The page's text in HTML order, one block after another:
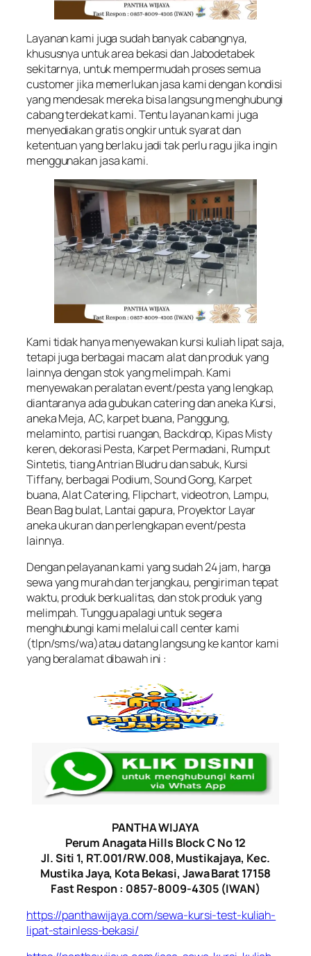
Layanan kami juga sudah banyak cabangnya,
khususnya untuk area bekasi dan Jabodetabek
sekitarnya, untuk mempermudah proses semua
customer jika memerlukan jasa kami dengan kondisi
yang mendesak mereka bisa langsung menghubungi
cabang terdekat kami. Tentu layanan kami juga
menyediakan gratis ongkir untuk syarat dan
ketentuan yang berlaku jadi tak perlu ragu jika ingin
menggunakan jasa kami.
Kami tidak hanya menyewakan kursi kuliah lipat saja,
tetapi juga berbagai macam alat dan produk yang
lainnya dengan stok yang melimpah. Kami
menyewakan peralatan event/pesta yang lengkap,
diantaranya ada gubukan catering dan aneka Kursi,
aneka Meja, AC, karpet buana, Panggung,
melaminto, partisi ruangan, Backdrop, Kipas Misty
keren, dekorasi Pesta, Karpet Permadani, Rumput
Sintetis, tiang Antrian Bludru dan sabuk, Kursi
Tiffany, berbagai Podium, Sound Gong, Karpet
buana, Alat Catering, Flipchart, videotron, Lampu,
Bean Bag bulat, Lantai gapura, Proyektor Layar
aneka ukuran dan perlengkapan event/pesta
lainnya.
Dengan pelayanan kami yang sudah 24 jam, harga
sewa yang murah dan terjangkau, pengiriman tepat
waktu, produk berkualitas, dan stok produk yang
melimpah. Tunggu apalagi untuk segera
menghubungi kami melalui call center kami
(tlpn/sms/wa)atau datang langsung ke kantor kami
yang beralamat dibawah ini :
PANTHA WIJAYA
Perum Anagata Hills Block C No 12
Jl. Siti 1, RT.001/RW.008, Mustikajaya, Kec.
Mustika Jaya, Kota Bekasi, Jawa Barat 17158
Fast Respon : 0857-8009-4305 (IWAN)
https://panthawijaya.com/sewa-kursi-test-kuliah-
lipat-stainless-bekasi/